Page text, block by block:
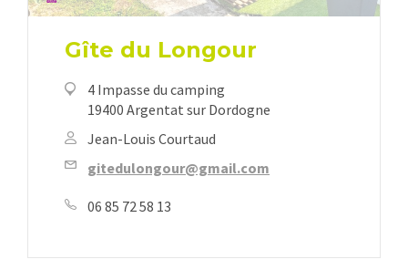
Gîte du Longour
4 Impasse du camping
19400 Argentat sur Dordogne
Jean-Louis Courtaud
gitedulongour@gmail.com
06 85 72 58 13